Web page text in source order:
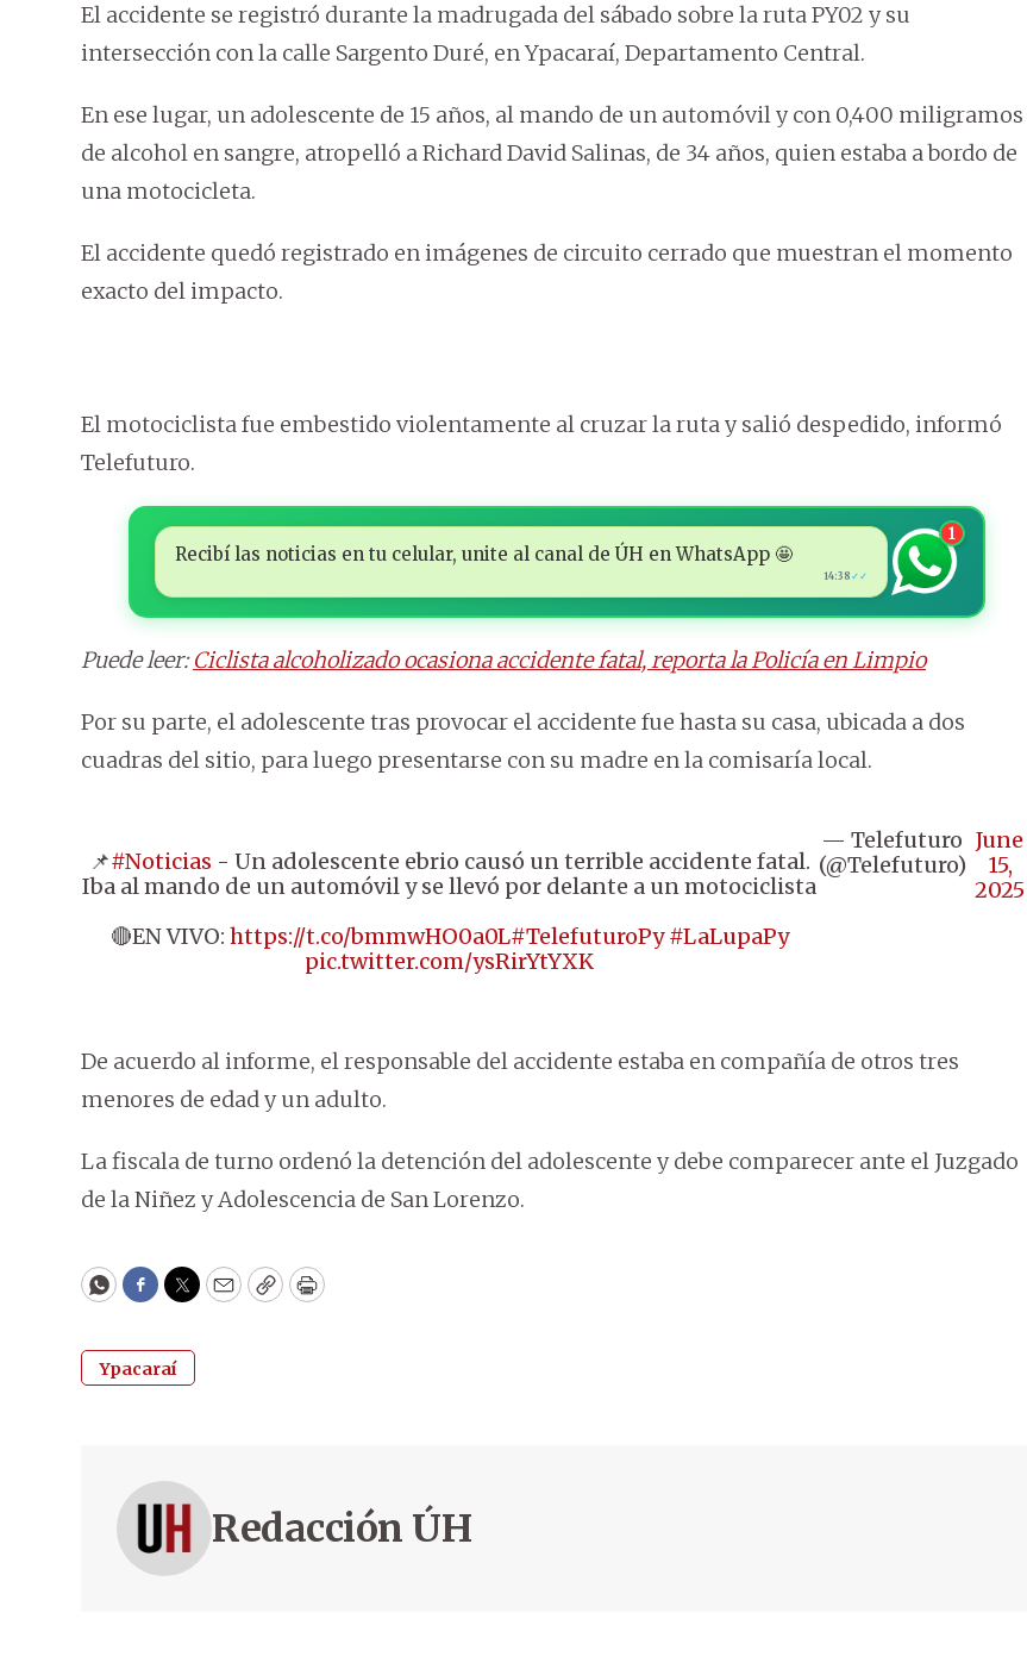
El accidente se registró durante la madrugada del sábado sobre la ruta PY02 y su
intersección con la calle Sargento Duré, en Ypacaraí, Departamento Central.
En ese lugar, un adolescente de 15 años, al mando de un automóvil y con 0,400 miligramos
de alcohol en sangre, atropelló a Richard David Salinas, de 34 años, quien estaba a bordo de
una motocicleta.
El accidente quedó registrado en imágenes de circuito cerrado que muestran el momento
exacto del impacto.
El motociclista fue embestido violentamente al cruzar la ruta y salió despedido, informó
Telefuturo.
Recibí las noticias en tu celular, unite al canal de ÚH en WhatsApp 🤩
14:38 ✓✓
1
Puede leer:Ciclista alcoholizado ocasiona accidente fatal, reporta la Policía en Limpio
Por su parte, el adolescente tras provocar el accidente fue hasta su casa, ubicada a dos
cuadras del sitio, para luego presentarse con su madre en la comisaría local.
📌#Noticias - Un adolescente ebrio causó un terrible accidente fatal.
Iba al mando de un automóvil y se llevó por delante a un motociclista
🔴EN VIVO: https://t.co/bmmwHO0a0L#TelefuturoPy #LaLupaPy
pic.twitter.com/ysRirYtYXK
— Telefuturo
(@Telefuturo)
June
15,
2025
De acuerdo al informe, el responsable del accidente estaba en compañía de otros tres
menores de edad y un adulto.
La fiscala de turno ordenó la detención del adolescente y debe comparecer ante el Juzgado
de la Niñez y Adolescencia de San Lorenzo.
WhatsApp
Facebook
Twitter
EmailCopyPrint
Ypacaraí
Redacción ÚH